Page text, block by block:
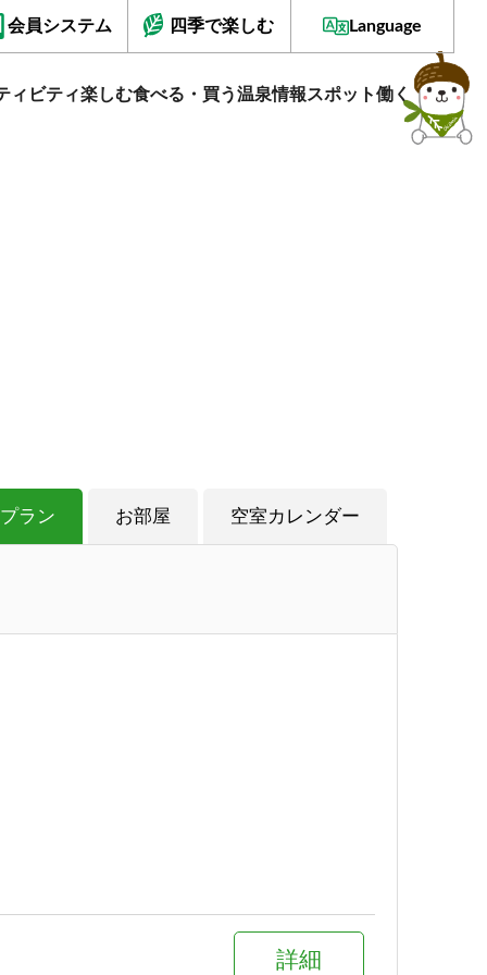
会員システム 四季で楽しむ Language
ィビティ楽しむ食べる・買う温泉情報スポット働く
ラン お部屋 空室カレンダー
詳細